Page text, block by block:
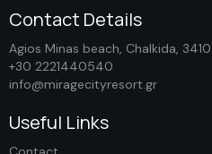
Contact Details
Agios Minas beach, Chalkida,
+30 2221440540
info@miragecityresort.gr
Useful Links